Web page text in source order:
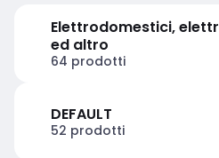
Elettrodomestici,
ed altro
64 prodotti
DEFAULT
52 prodotti